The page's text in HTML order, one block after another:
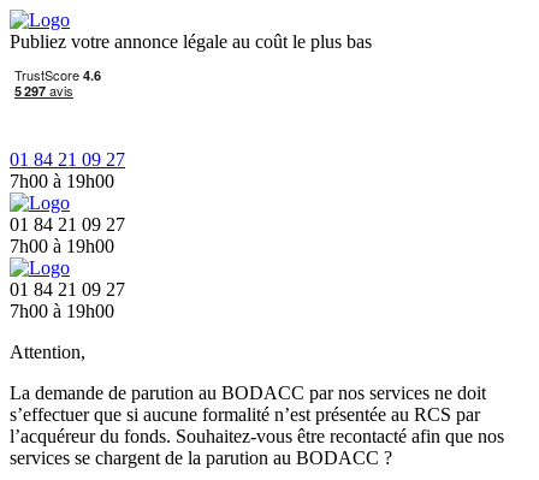
Publiez votre annonce légale au coût le plus bas
01 84 21 09 27
7h00 à 19h00
01 84 21 09 27
7h00 à 19h00
01 84 21 09 27
7h00 à 19h00
Attention,
La demande de parution au BODACC par nos services ne doit
s’effectuer que si aucune formalité n’est présentée au RCS par
l’acquéreur du fonds. Souhaitez-vous être recontacté afin que nos
services se chargent de la parution au BODACC ?